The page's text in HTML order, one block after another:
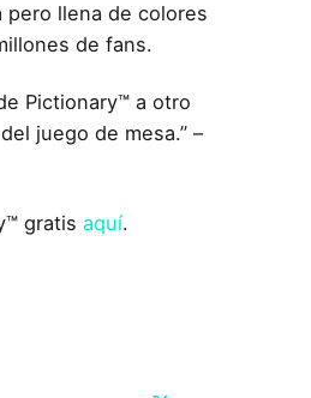
pero llena de colores
de fans.
Pictionary™ a otro
juego de mesa.” –
gratis aquí.